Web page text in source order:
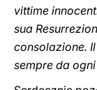
vittime
sua
consolazione.